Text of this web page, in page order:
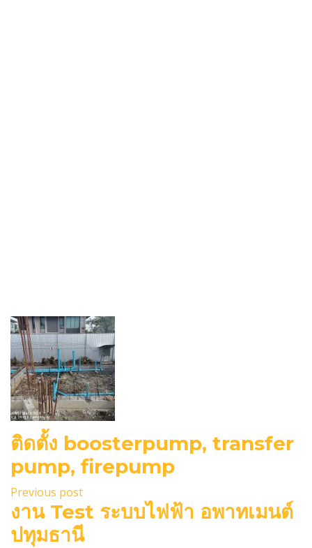
ติดตั้ง​ booster​pump, transfer​
pump, firepump
Previous post
งาน Test ระบบไฟฟ้า อพาทเมนต์
ปทุมธานี